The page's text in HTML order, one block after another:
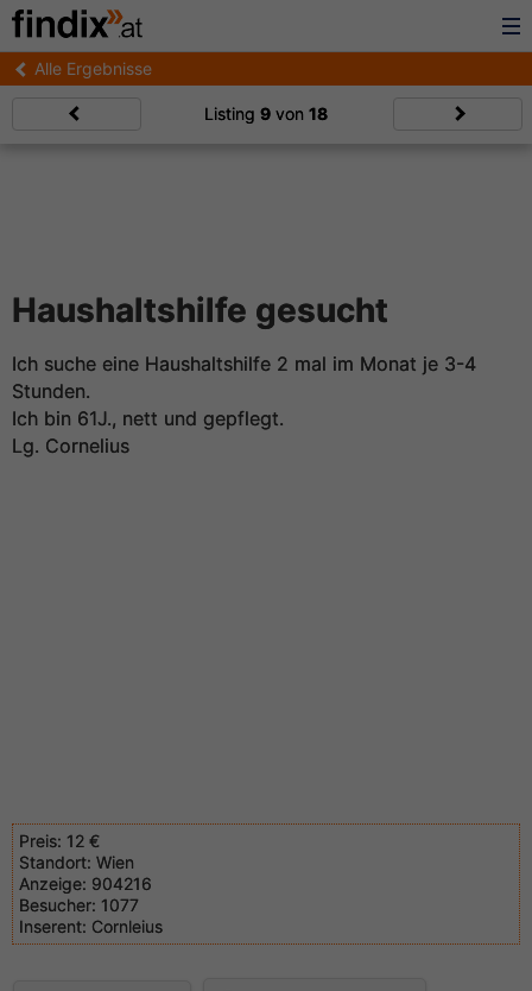
Alle Ergebnisse
Listing 9 von 18
Haushaltshilfe gesucht
Ich suche eine Haushaltshilfe 2 mal im Monat je 3-4
Stunden.
Ich bin 61J., nett und gepflegt.
Lg. Cornelius
Preis: 12 €
Standort: Wien
Anzeige: 904216
Besucher: 1077
Inserent: Cornleius